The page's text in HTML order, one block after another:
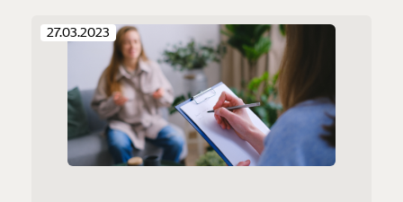
27.03.2023